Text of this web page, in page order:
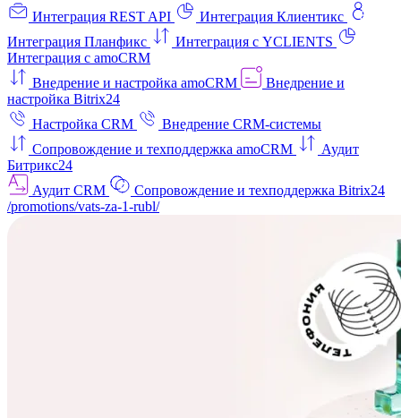
Интеграция REST API
Интеграция Клиентикс
Интеграция Планфикс
Интеграция с YCLIENTS
Интеграция с amoCRM
Внедрение и настройка amoCRM
Внедрение и
настройка Bitrix24
Настройка CRM
Внедрение CRM-системы
Сопровождение и техподдержка amoCRM
Аудит
Битрикс24
Аудит CRM
Сопровождение и техподдержка Bitrix24
/promotions/vats-za-1-rubl/